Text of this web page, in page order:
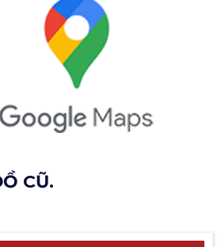
CŨ.